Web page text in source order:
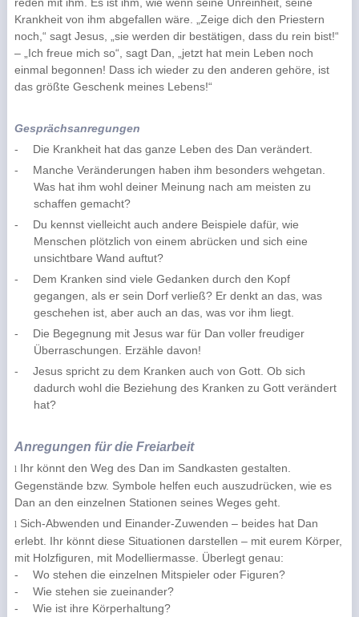
Krankheit von ihm abgefallen wäre. „Zeige dich den Priestern
noch,“ sagt Jesus, „sie werden dir bestätigen, dass du rein bist!“
– „Ich freue mich so“, sagt Dan, „jetzt hat mein Leben noch
einmal begonnen! Dass ich wieder zu den anderen gehöre, ist
das größte Geschenk meines Lebens!“
Gesprächsanregungen
-
Die Krankheit hat das ganze Leben des Dan verändert.
-
Manche Veränderungen haben ihm besonders wehgetan.
Was hat ihm wohl deiner Meinung nach am meisten zu
schaffen gemacht?
-
Du kennst vielleicht auch andere Beispiele dafür, wie
Menschen plötzlich von einem abrücken und sich eine
unsichtbare Wand auftut?
-
Dem Kranken sind viele Gedanken durch den Kopf
gegangen, als er sein Dorf verließ? Er denkt an das, was
geschehen ist, aber auch an das, was vor ihm liegt.
-
Die Begegnung mit Jesus war für Dan voller freudiger
Überraschungen. Erzähle davon!
-
Jesus spricht zu dem Kranken auch von Gott. Ob sich
dadurch wohl die Beziehung des Kranken zu Gott verändert
hat?
Anregungen für die Freiarbeit
l
Ihr könnt den Weg des Dan im Sandkasten gestalten.
Gegenstände bzw. Symbole helfen euch auszudrücken, wie es
Dan an den einzelnen Stationen seines Weges geht.
l
Sich-Abwenden und Einander-Zuwenden – beides hat Dan
erlebt. Ihr könnt diese Situationen darstellen – mit eurem Körper,
mit Holzfiguren, mit Modelliermasse. Überlegt genau:
-
Wo stehen die einzelnen Mitspieler oder Figuren?
-
Wie stehen sie zueinander?
-
Wie ist ihre Körperhaltung?